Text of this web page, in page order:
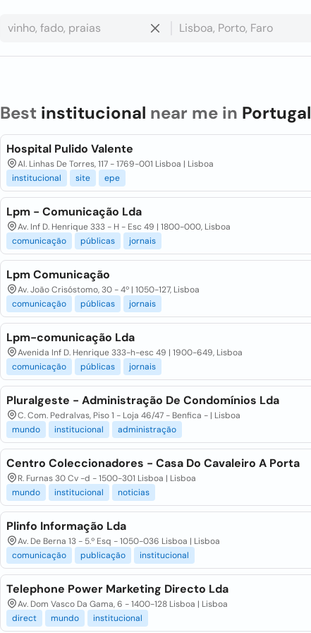
Best institucional near me in Portugal
Hospital Pulido Valente
Al. Linhas De Torres, 117 - 1769-001 Lisboa | Lisboa
institucional
site epe
Lpm - Comunicação Lda
Av. Inf D. Henrique 333 - H - Esc 49 | 1800-000, Lisboa
comunicação
públicas jornais
Lpm Comunicação
Av. João Crisóstomo, 30 - 4º | 1050-127, Lisboa
comunicação
públicas jornais
Lpm-comunicação Lda
Avenida Inf D. Henrique 333-h-esc 49 | 1900-649, Lisboa
comunicação
públicas jornais
Pluralgeste - Administração De Condomínios Lda
C. Com. Pedralvas, Piso 1 - Loja 46/47 - Benfica - | Lisboa
mundo
institucional administração
Centro Coleccionadores - Casa Do Cavaleiro A Porta
R. Furnas 30 Cv -d - 1500-301 Lisboa | Lisboa
mundo
institucional noticias
Plinfo Informação Lda
Av. De Berna 13 - 5.º Esq - 1050-036 Lisboa | Lisboa
comunicação
publicação institucional
Telephone Power Marketing Directo Lda
Av. Dom Vasco Da Gama, 6 - 1400-128 Lisboa | Lisboa
direct
mundo institucional